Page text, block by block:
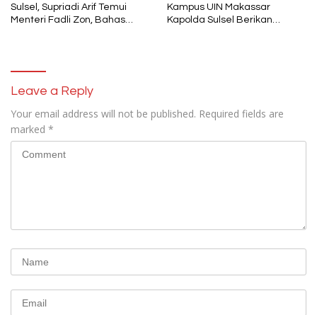
Sulsel, Supriadi Arif Temui
Menteri Fadli Zon, Bahas
Kampus UIN Makassar
Kapolda Sulsel Berikan
Leave a Reply
Your email address will not be published. Required fields are
marked *